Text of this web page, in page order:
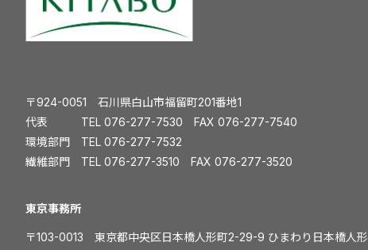
〒924-0051 石川県白山市福留町201番地1
代表 TEL 076-277-7530 FAX 076-277-7540
環境部門 TEL 076-277-7532
繊維部門 TEL 076-277-3510 FAX 076-277-3520
️東京事務所
〒103-0013 東京都中央区日本橋人形町2-29-9 ひまわり日本橋人